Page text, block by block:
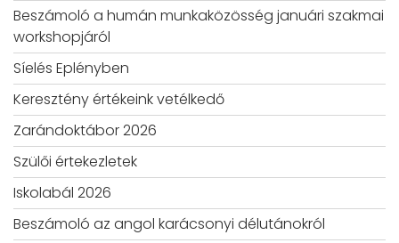
Beszámoló a humán munkaközösség januári szakmai
workshopjáról
Síelés Eplényben
Keresztény értékeink vetélkedő
Zarándoktábor 2026
Szülői értekezletek
Iskolabál 2026
Beszámoló az angol karácsonyi délutánokról